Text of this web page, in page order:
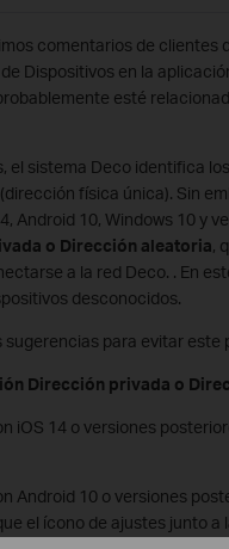
comentarios de clientes
Dispositivos en la
esté
el sistema Deco identifica
física única). Sin
Android 10, Windows 10 y
o Dirección aleatoria,
a la red Deco. . En
desconocidos.
sugerencias para evitar este
Dirección privada o
iOS 14 o versiones
Android 10 o versiones
el ícono de ajustes junto